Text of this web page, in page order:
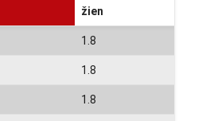
žien
1.8
1.8
1.8